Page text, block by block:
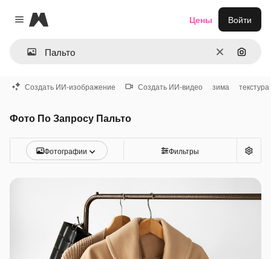
Close menu
Magnific
ОчиститьПоиск
Цены Войти
Создать ИИ-изображение Создать ИИ-видео зима текстура
Фото По Запросу Пальто
Фотографии Фильтры